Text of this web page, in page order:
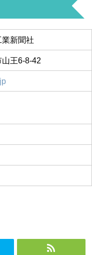
新聞社
王6-8-42